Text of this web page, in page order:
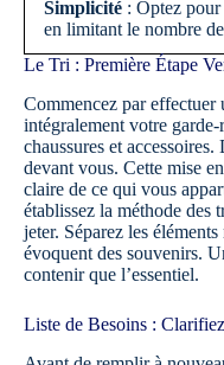
Simplicité : Optez
en limitant le nombre
Le Tri : Première Étape
Commencez par
intégralement votre
chaussures et
devant vous. Cette mise
claire de ce qui vous
établissez la méthode des
jeter. Séparez les
évoquent des souvenirs.
contenir que l’essentiel.
Liste de Besoins :